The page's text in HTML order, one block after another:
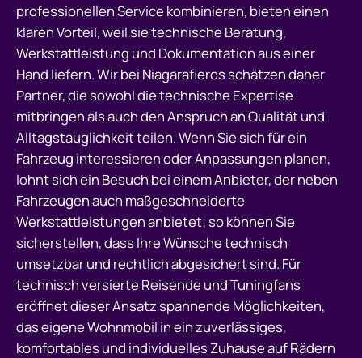
professionellen Service kombinieren, bieten einen
klaren Vorteil, weil sie technische Beratung,
Werkstattleistung und Dokumentation aus einer
Hand liefern. Wir bei Niagarafieros schätzen daher
Partner, die sowohl die technische Expertise
mitbringen als auch den Anspruch an Qualität und
Alltagstauglichkeit teilen. Wenn Sie sich für ein
Fahrzeug interessieren oder Anpassungen planen,
lohnt sich ein Besuch bei einem Anbieter, der neben
Fahrzeugen auch maßgeschneiderte
Werkstattleistungen anbietet; so können Sie
sicherstellen, dass Ihre Wünsche technisch
umsetzbar und rechtlich abgesichert sind. Für
technisch versierte Reisende und Tuningfans
eröffnet dieser Ansatz spannende Möglichkeiten,
das eigene Wohnmobil in ein zuverlässiges,
komfortables und individuelles Zuhause auf Rädern